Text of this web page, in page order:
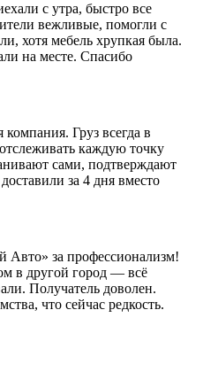
с утра, быстро все
вежливые, помогли с
хотя мебель хрупкая была.
на месте. Спасибо
Груз всегда в
каждую точку
сами, подтверждают
за 4 дня вместо
Авто» за профессионализм!
в другой город — всё
Получатель доволен.
что сейчас редкость.